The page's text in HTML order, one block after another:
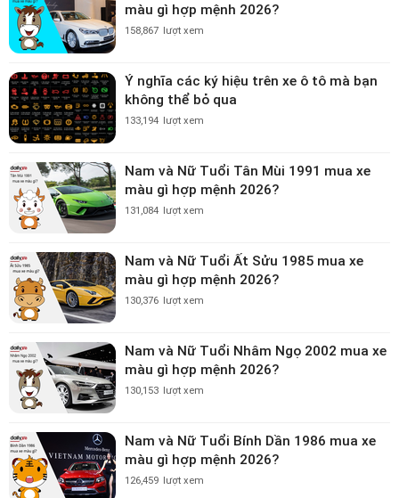
màu gì hợp mệnh 2026?
158,867 lượt xem
Ý nghĩa các ký hiệu trên xe ô tô mà bạn
không thể bỏ qua
133,194 lượt xem
Nam và Nữ Tuổi Tân Mùi 1991 mua xe
màu gì hợp mệnh 2026?
131,084 lượt xem
Nam và Nữ Tuổi Ất Sửu 1985 mua xe
màu gì hợp mệnh 2026?
130,376 lượt xem
Nam và Nữ Tuổi Nhâm Ngọ 2002 mua xe
màu gì hợp mệnh 2026?
130,153 lượt xem
Nam và Nữ Tuổi Bính Dần 1986 mua xe
màu gì hợp mệnh 2026?
126,459 lượt xem